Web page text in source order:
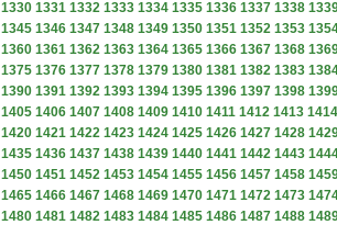
1330 1331 1332 1333 1334 1335 1336 1337 1338
1345 1346 1347 1348 1349 1350 1351 1352 1353
1360 1361 1362 1363 1364 1365 1366 1367 1368
1375 1376 1377 1378 1379 1380 1381 1382 1383
1390 1391 1392 1393 1394 1395 1396 1397 1398
1405 1406 1407 1408 1409 1410 1411 1412 1413 1414
1420 1421 1422 1423 1424 1425 1426 1427 1428
1435 1436 1437 1438 1439 1440 1441 1442 1443
1450 1451 1452 1453 1454 1455 1456 1457 1458
1465 1466 1467 1468 1469 1470 1471 1472 1473
1480 1481 1482 1483 1484 1485 1486 1487 1488